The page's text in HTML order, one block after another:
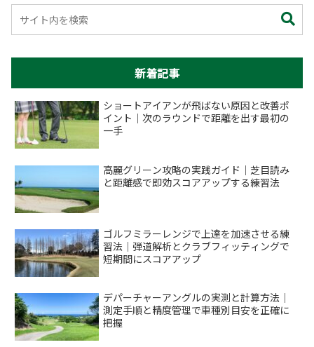
新着記事
ショートアイアンが飛ばない原因と改善ポ
イント｜次のラウンドで距離を出す最初の
一手
高麗グリーン攻略の実践ガイド｜芝目読み
と距離感で即効スコアアップする練習法
ゴルフミラーレンジで上達を加速させる練
習法｜弾道解析とクラブフィッティングで
短期間にスコアアップ
デパーチャーアングルの実測と計算方法｜
測定手順と精度管理で車種別目安を正確に
把握